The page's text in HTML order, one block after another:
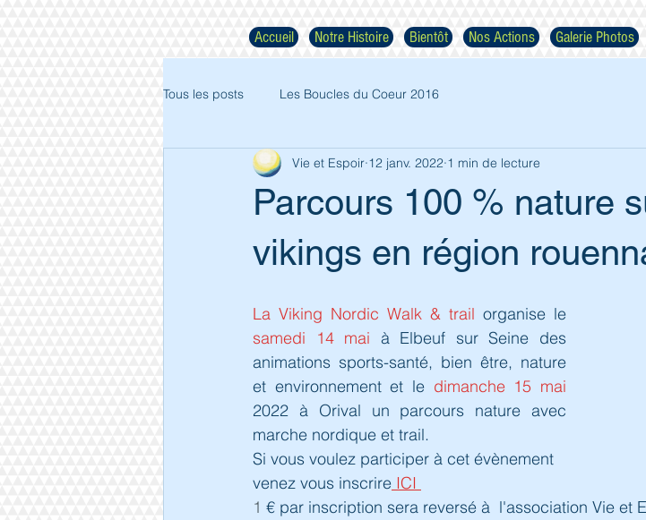
Accueil Notre Histoire Bientôt Nos Actions Galerie Photos
Tous les posts Les Boucles du Coeur 2016
Parcours 100 % nature
vikings en région
Vie et Espoir 12 janv. 2022 1 min de lecture
La Viking Nordic Walk & trail
samedi 14 mai à Elbeuf sur Seine des
animations sports-santé, bien être, nature
et environnement et le dimanche 15 mai
2022 à Orival un parcours nature avec
marche nordique et trail.
Si vous voulez participer à cet évènement
venez vous inscrire ICI
1 € par inscription sera reversé à  l'association Vie et